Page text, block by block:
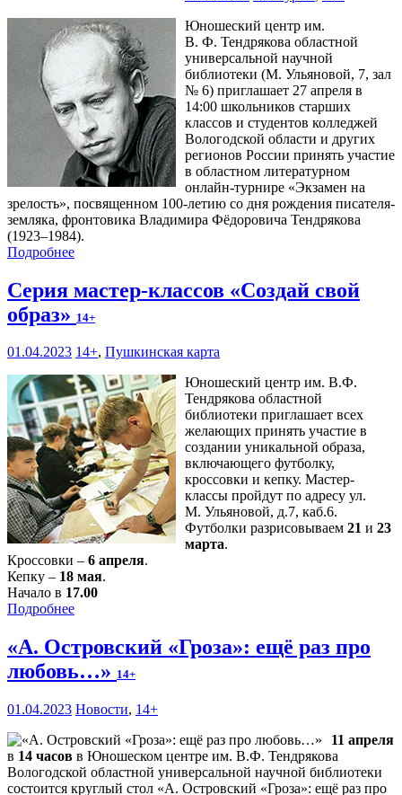
Юношеский центр им.
В. Ф. Тендрякова областной
универсальной научной
библиотеки (М. Ульяновой, 7, зал
№ 6) приглашает 27 апреля в
14:00 школьников старших
классов и студентов колледжей
Вологодской области и других
регионов России принять участие
в областном литературном
онлайн-турнире «Экзамен на
зрелость», посвященном 100-летию со дня рождения писателя-
земляка, фронтовика Владимира Фёдоровича Тендрякова
(1923–1984).
Подробнее
Серия мастер-классов «Создай свой
образ» 14+
01.04.2023 14+, Пушкинская карта
Юношеский центр им. В.Ф.
Тендрякова областной
библиотеки приглашает всех
желающих принять участие в
создании уникальной образа,
включающего футболку,
кроссовки и кепку. Мастер-
классы пройдут по адресу ул.
М. Ульяновой, д.7, каб.6.
Футболки разрисовываем 21 и 23
марта.
Кроссовки – 6 апреля.
Кепку – 18 мая.
Начало в 17.00
Подробнее
«А. Островский «Гроза»: ещё раз про
любовь…» 14+
01.04.2023 Новости, 14+
11 апреля
в 14 часов в Юношеском центре им. В.Ф. Тендрякова
Вологодской областной универсальной научной библиотеки
состоится круглый стол «А. Островский «Гроза»: ещё раз про